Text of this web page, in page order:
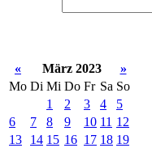
« März 2023
»
Mo Di Mi Do Fr Sa So
1
2 3 4
5
6
7 8 9 10 11 12
13
14 15 16 17 18 19